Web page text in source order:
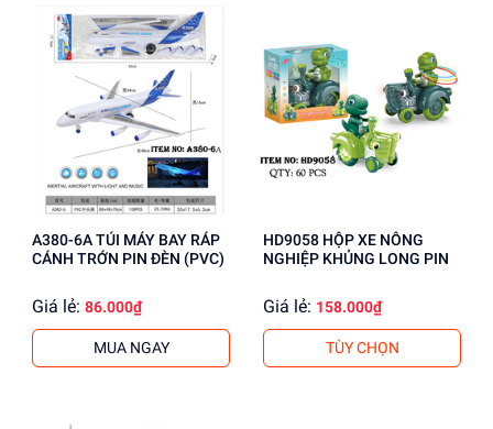
A380-6A TÚI MÁY BAY RÁP
CÁNH TRỚN PIN ĐÈN (PVC)
Giá lẻ: 86.000₫
MUA NGAY
HD9058 HỘP XE NÔNG
NGHIỆP KHỦNG LONG PIN
Giá lẻ: 158.000₫
TÙY CHỌN